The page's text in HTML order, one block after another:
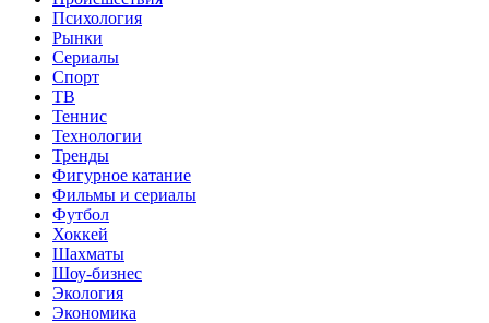
Психология
Рынки
Сериалы
Спорт
ТВ
Теннис
Технологии
Тренды
Фигурное катание
Фильмы и сериалы
Футбол
Хоккей
Шахматы
Шоу-бизнес
Экология
Экономика